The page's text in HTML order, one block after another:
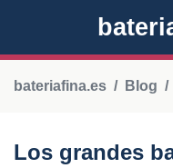
bateriafina.es Blog
Los grandes